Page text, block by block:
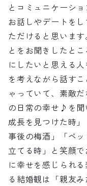
とコミュニケーシ
お話しやデートを
ただけると思いま
とをお聞きしたと
にしたいと思える
を考えながら話す
ゃっていて、素敵
の日常の幸せ♪を聞
成長を見つけた時
事後の梅酒」「ペ
立てる時」と笑顔
に幸せを感じられ
る結婚観は「親友